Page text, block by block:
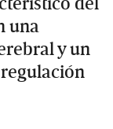
una
y un